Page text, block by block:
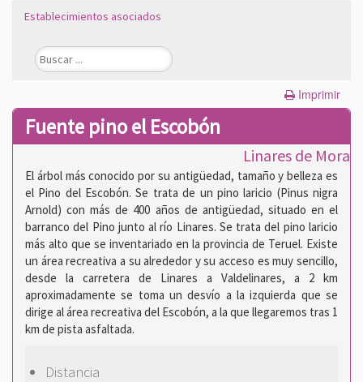
Establecimientos asociados
Imprimir
Fuente pino el Escobón
Linares de Mora
El árbol más conocido por su antigüedad, tamaño y belleza es
el Pino del Escobón. Se trata de un pino laricio (Pinus nigra
Arnold) con más de 400 años de antigüedad, situado en el
barranco del Pino junto al río Linares. Se trata del pino laricio
más alto que se inventariado en la provincia de Teruel. Existe
un área recreativa a su alrededor y su acceso es muy sencillo,
desde la carretera de Linares a Valdelinares, a 2 km
aproximadamente se toma un desvío a la izquierda que se
dirige al área recreativa del Escobón, a la que llegaremos tras 1
km de pista asfaltada.
Distancia